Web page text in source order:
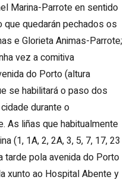
Marina-Parrote en sentido
quedarán pechados os
e Glorieta Animas-Parrote;
vez a comitiva
do Porto (altura
se habilitará o paso dos
durante o
As liñas que habitualmente
(1, 1A, 2,2A, 3, 5, 7, 17, 23
tarde pola avenida do Porto
xunto ao Hospital Abente y